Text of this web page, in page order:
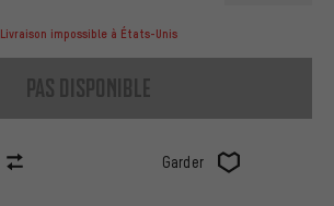
Livraison impossible à États-Unis
pas disponible
Garder